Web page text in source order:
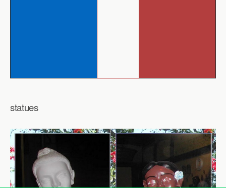
statues